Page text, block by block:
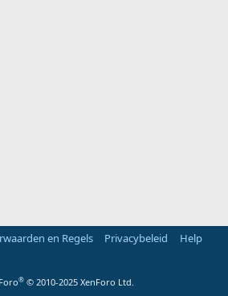
en Regels Privacybeleid
Help
® © 2010-2025 XenForo Ltd.